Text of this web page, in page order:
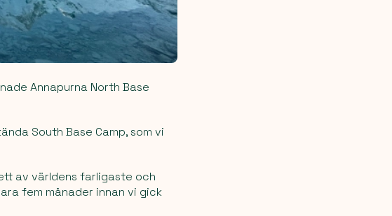
Annapurna North Base
South Base Camp, som vi
av världens farligaste och
fem månader innan vi gick